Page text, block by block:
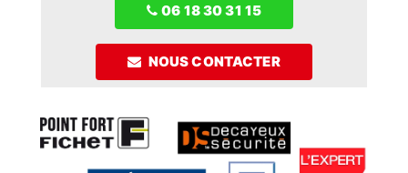
06 18 30 31 15
NOUS CONTACTER